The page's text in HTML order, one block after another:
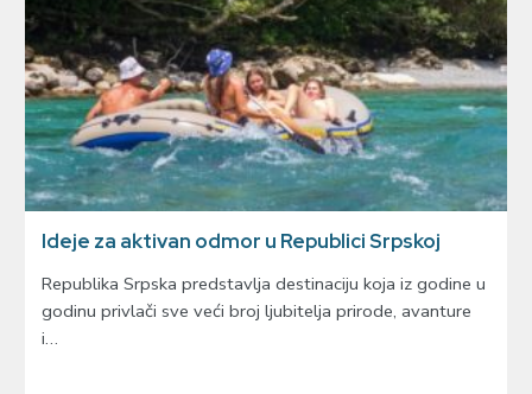
Ideje za aktivan odmor u Republici Srpskoj
Republika Srpska predstavlja destinaciju koja iz godine u
godinu privlači sve veći broj ljubitelja prirode, avanture
i…